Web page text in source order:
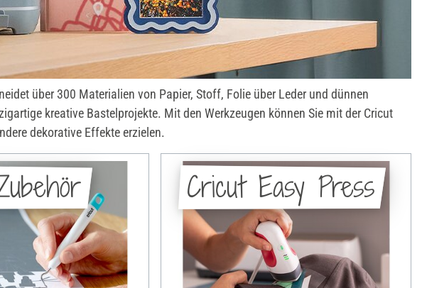
über 300 Materialien von Papier, Stoff, Folie über Leder und dünnen
kreative Bastelprojekte. Mit den Werkzeugen können Sie mit der Cricut
dekorative Effekte erzielen.
Cricut Easy Press